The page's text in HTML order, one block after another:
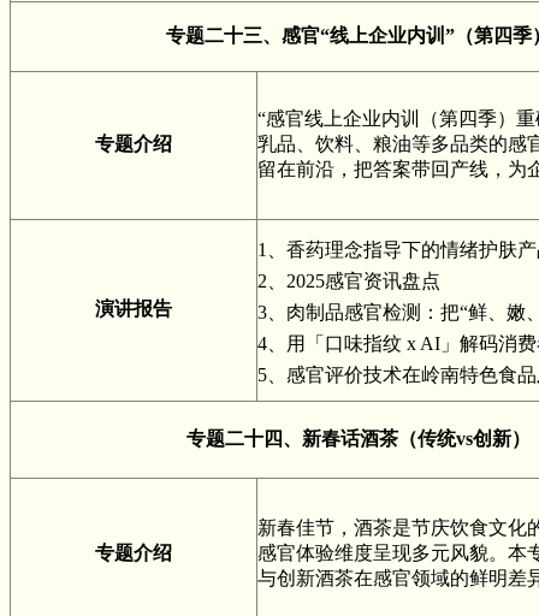
专题二十三、感官“线上企业内训”（第四
专题介绍
“感官线上企业内训（第四季）
乳品、饮料、粮油等多品类的感
留在前沿，把答案带回产线，为
演讲报告
1、香药理念指导下的情绪护肤
2、2025感官资讯盘点
3、肉制品感官检测：把“鲜、嫩
4、用「口味指纹 x AI」解码消
5、感官评价技术在岭南特色食
专题二十四、新春话酒茶（传统vs创新
专题介绍
新春佳节，酒茶是节庆饮食文化
感官体验维度呈现多元风貌。本
与创新酒茶在感官领域的鲜明差